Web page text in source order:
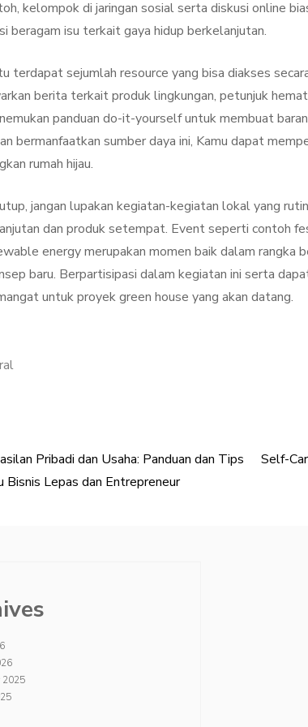
kelompok di jaringan sosial serta diskusi online
beragam isu terkait gaya hidup berkelanjutan.
terdapat sejumlah resource yang bisa diakses
berita terkait produk lingkungan, petunjuk
panduan do-it-yourself untuk membuat
bermanfaatkan sumber daya ini, Kamu dapat
rumah hijau.
jangan lupakan kegiatan-kegiatan lokal yang
dan produk setempat. Event seperti contoh
energy merupakan momen baik dalam rangka
baru. Berpartisipasi dalam kegiatan ini serta
untuk proyek green house yang akan datang.
Pribadi dan Usaha: Panduan dan Tips
Bisnis Lepas dan Entrepreneur
Self-
2025